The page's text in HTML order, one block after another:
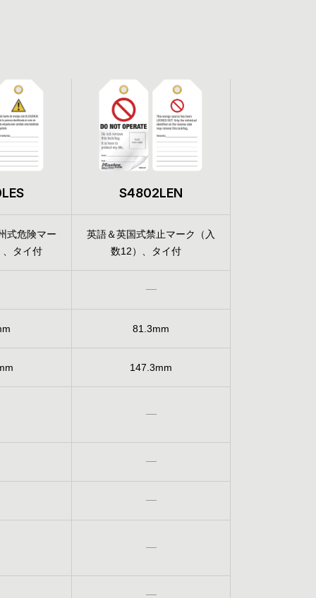
S4802LEN
式危険マー
、タイ付
英語＆英国式禁止マーク（入
数12）、タイ付
81.3mm
147.3mm